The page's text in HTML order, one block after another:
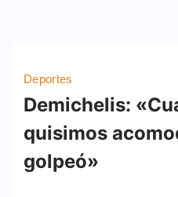
Deportes
Demichelis:
quisimos
golpeó»